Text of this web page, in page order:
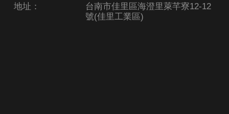
地址：
台南市佳里區海澄里萊芊寮12-12
號(佳里工業區)